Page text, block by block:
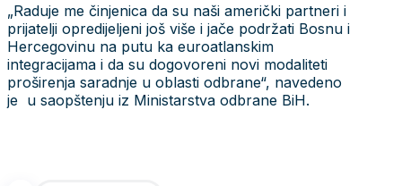
„Raduje me činjenica da su naši američki partneri i
prijatelji opredijeljeni još više i jače podržati Bosnu i
Hercegovinu na putu ka euroatlanskim
integracijama i da su dogovoreni novi modaliteti
proširenja saradnje u oblasti odbrane“, navedeno
je u saopštenju iz Ministarstva odbrane BiH.